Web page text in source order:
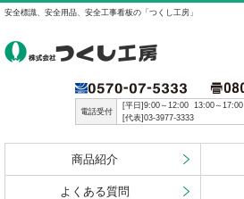
安全標識、安全用品、安全工事看板の「つくし工房」
電話受付
[平日]9:00～12:00 13:00～17:00
[代表]03-3977-3333
商品紹介
よくある質問